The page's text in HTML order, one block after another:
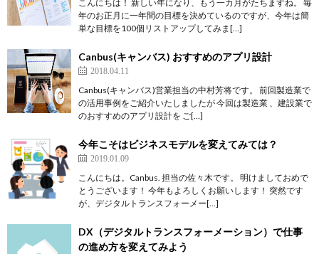
こんにちは！ 新しい年になり、もう一カ月がたちますね。 毎
年のお正月に一年間の目標を決めているのですが、今年は簡
単な目標を100個リストアップしてみま[…]
Canbus(キャンバス) おすすめのアプリ設計
2018.04.11
Canbus(キャンバス)営業担当の中村芳将です。 前回製造業で
の活用事例をご紹介いたしましたが 今回は製造業 、建設業で
のおすすめのアプリ設計を ご[…]
今年こそはビジネスモデルを変えてみては？
2019.01.09
こんにちは。Canbus. 担当の佐々木です。 明けましておめで
とうございます！ 今年もよろしくお願いします！ 突然です
が、デジタルトランスフォーメー[…]
DX（デジタルトランスフォーメーション）で仕事
の進め方を変えてみよう